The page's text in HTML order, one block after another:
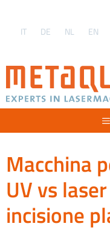
contenuto
IT DE NL EN
Macchina
UV vs
incisione